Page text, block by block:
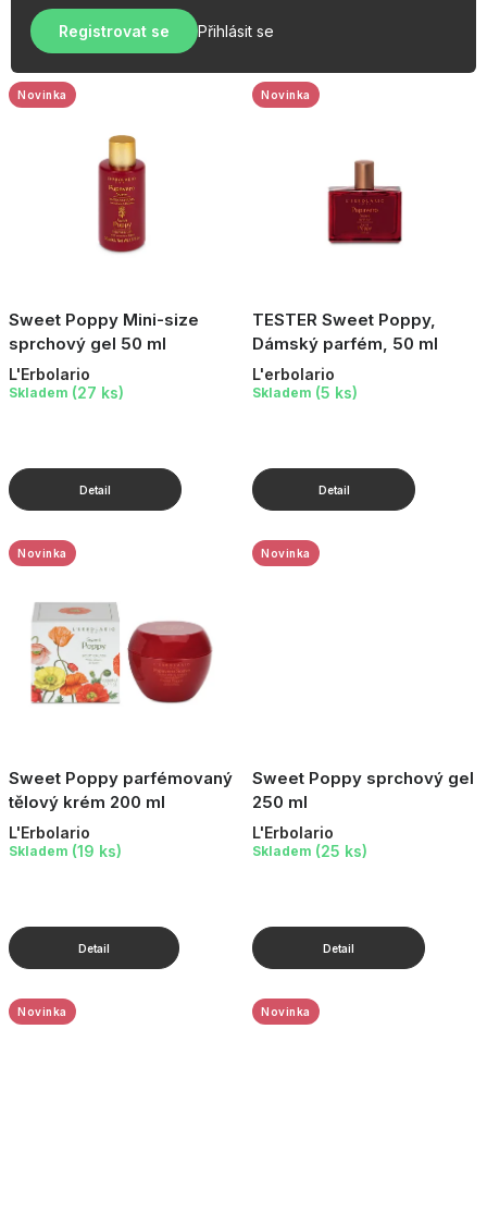
AKCE
Jak nakupovat
t
ů
Registrovat se Přihlásit se
d
u
Sweet Poppy Mini-size
sprchový gel 50 ml
Novinka
L'Erbolario
Skladem (27 ks)
TESTER Sweet Poppy,
Dámský parfém, 50 ml
Novinka
L'erbolario
Skladem (5 ks)
Sweet Poppy parfémovaný
tělový krém 200 ml
Novinka
L'Erbolario
Skladem (19 ks)
Sweet Poppy sprchový gel
250 ml
Novinka
L'Erbolario
Skladem (25 ks)
Novinka Novinka